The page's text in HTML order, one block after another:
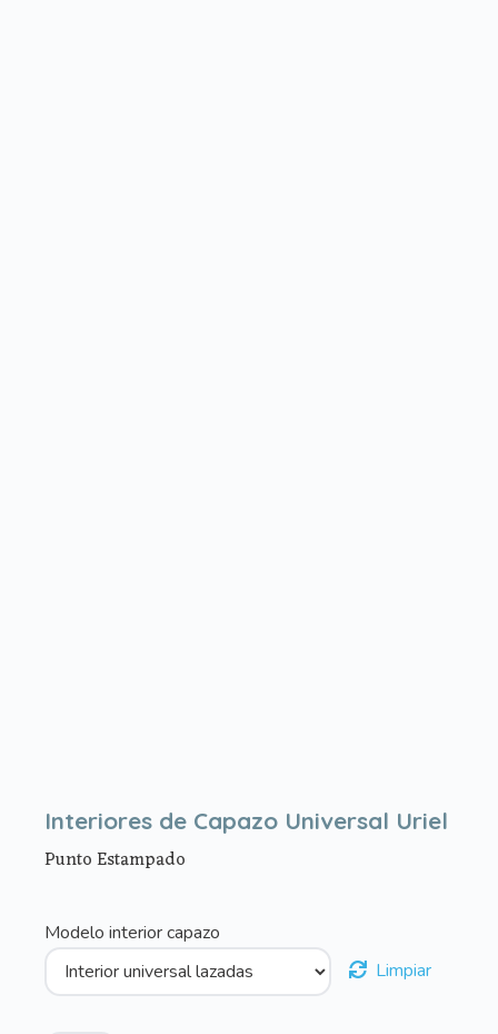
Interiores de Capazo Universal Uriel
Punto Estampado
Modelo interior capazo
Limpiar